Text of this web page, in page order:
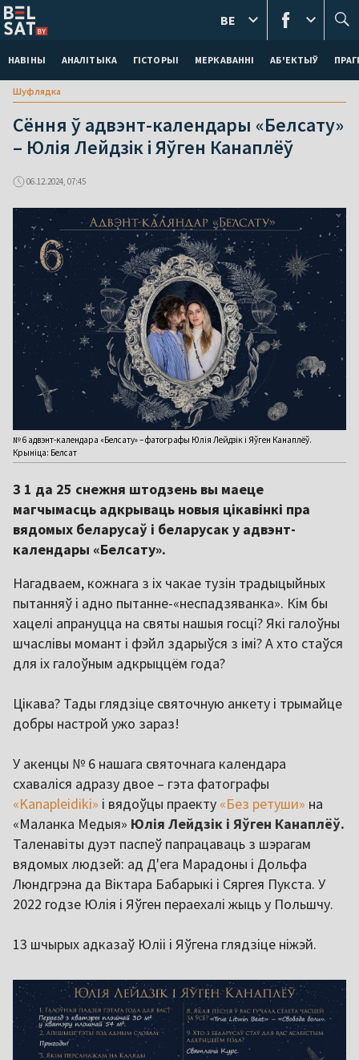
НАВІНЫ АНАЛІТЫКА ГІСТОРЫІ МЕРКАВАННI АБ'ЕКТЫЎ
BE
Шуфлядка
Сёння ў адвэнт-календары «Белсату»
– Юлія Лейдзік і Яўген Канаплёў
06.12.2024, 07:45
№ 6 адвэнт-календара «Белсату» – фатографы Юлія Лейдзік і Яўген Канаплёў.
Крыніца: Белсат
З 1 да 25 снежня штодзень вы маеце
магчымасць адкрываць новыя цікавінкі пра
вядомых беларусаў і беларусак у адвэнт-
календары «Белсату».
Нагадваем, кожнага з іх чакае тузін традыцыйных
пытанняў і адно пытанне-«неспадзяванка». Кім бы
хацелі апрануцца на святы нашыя госці? Які галоўны
шчаслівы момант і фэйл здарыўся з імі? А хто стаўся
для іх галоўным адкрыццём года?
Цікава? Тады глядзіце святочную анкету і трымайце
добры настрой ужо зараз!
У акенцы № 6 нашага святочнага календара
схаваліся адразу двое – гэта фатографы
«Kanapleidiki» і вядоўцы праекту «Без ретуши» на
«Маланка Медыя» Юлія Лейдзік і Яўген Канаплёў.
Таленавіты дуэт паспеў папрацаваць з шэрагам
вядомых людзей: ад Д'ега Марадоны і Дольфа
Люндгрэна да Віктара Бабарыкі і Сяргея Пукста. У
2022 годзе Юлія і Яўген пераехалі жыць у Польшчу.
13 шчырых адказаў Юліі і Яўгена глядзіце ніжэй.